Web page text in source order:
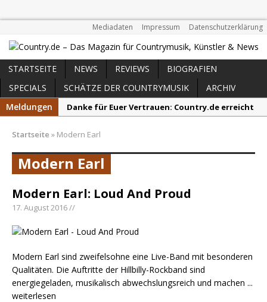
Mediadaten Impressum Datenschutzerklärung
STARTSEITE NEWS REVIEWS
BIOGRAFIEN
SPECIALS
SCHÄTZE DER COUNTRYMUSIK
ARCHIV
Meldungen
Danke für Euer Vertrauen: Country.de erreicht
Kacey Musgraves entführt Fans mit neuem
Video zu „Mexico Honey“
Carter Faith mit brandneuem Musikvideo zu
„Pearl Handled Pistol“
Son Volt – „Sound Signal Serenades“ erscheint
Parton, Bill Anderson und Shaboozey im Fokus
Chris Johnson & The Hollywood Hillbillies
kündigen neues Album mit „Better Days
Startseite » Modern Earl
Modern Earl
Modern Earl: Loud And Proud
17. August 2016 //
Modern Earl sind zweifelsohne eine Live-Band mit besonderen
Qualitäten. Die Auftritte der Hillbilly-Rockband sind
energiegeladen, musikalisch abwechslungsreich und machen ...
weiterlesen